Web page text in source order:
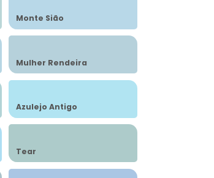
Monte Sião
Mulher Rendeira
Azulejo Antigo
Tear